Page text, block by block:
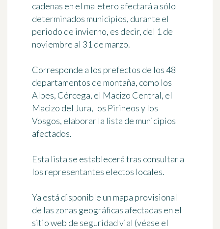
cadenas en el maletero afectará a sólo
determinados municipios, durante el
periodo de invierno, es decir, del 1 de
noviembre al 31 de marzo.
Corresponde a los prefectos de los 48
departamentos de montaña, como los
Alpes, Córcega, el Macizo Central, el
Macizo del Jura, los Pirineos y los
Vosgos, elaborar la lista de municipios
afectados.
Esta lista se establecerá tras consultar a
los representantes electos locales.
Ya está disponible un mapa provisional
de las zonas geográficas afectadas en el
sitio web de seguridad vial (véase el